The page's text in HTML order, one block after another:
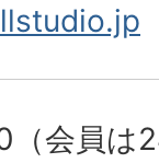
会員は